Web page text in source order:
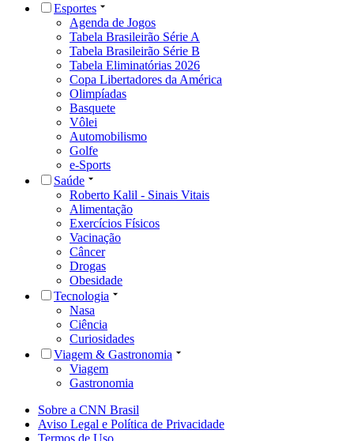
Esportes
Agenda de Jogos
Tabela Brasileirão Série A
Tabela Brasileirão Série B
Tabela Eliminatórias 2026
Copa Libertadores da América
Olimpíadas
Basquete
Vôlei
Automobilismo
Golfe
e-Sports
Saúde
Roberto Kalil - Sinais Vitais
Alimentação
Exercícios Físicos
Vacinação
Câncer
Drogas
Obesidade
Tecnologia
Nasa
Ciência
Curiosidades
Viagem & Gastronomia
Viagem
Gastronomia
Sobre a CNN Brasil
Aviso Legal e Política de Privacidade
Termos de Uso